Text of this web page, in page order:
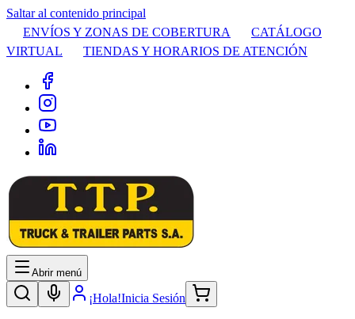
Saltar al contenido principal
ENVÍOS Y ZONAS DE COBERTURA
CATÁLOGO
VIRTUAL
TIENDAS Y HORARIOS DE ATENCIÓN
Abrir menú
¡Hola!Inicia Sesión